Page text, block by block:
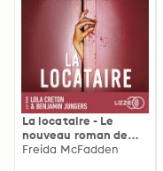
La locataire - Le
nouveau roman de
l'autrice de La femme
Freida McFadden